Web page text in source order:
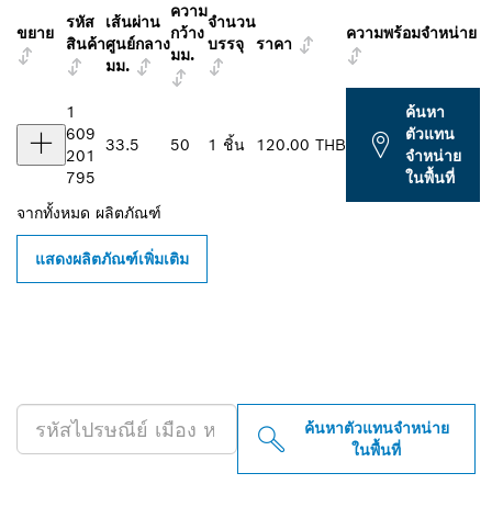
ขยาย
รหัส
สินค้า
เส้นผ่าน
ศูนย์กลาง
มม.
ความ
กว้าง
มม.
จำนวน
บรรจุ
ราคา
ความพร้อมจำหน่าย
1
609
201
795
33.5 50 1 ชิ้น 120.00 THB
ค้นหา
ตัวแทน
จำหน่าย
ในพื้นที่
จากทั้งหมด ผลิตภัณฑ์
แสดงผลิตภัณฑ์เพิ่มเติม
ค้นหาตัวแทนจำหน่าย
ในพื้นที่